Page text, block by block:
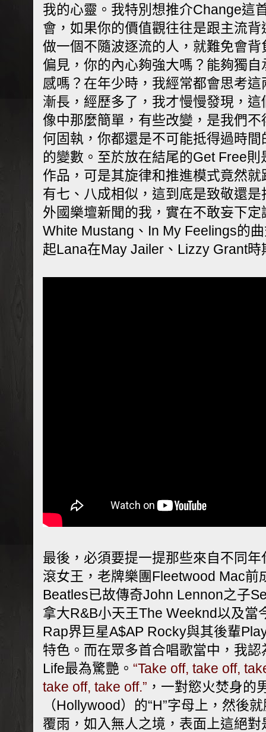
我的心靈。我特別想推介Change這
會，如果你的價值觀往往是跟主流
做一個不隨波逐流的人，就難免會
偏見，你的內心夠強大嗎？能夠獨
感嗎？在年少時，我經常都會思考
漸長，經歷多了，我才慢慢發現，
像中那麼簡單，有些改變，是我們
何固執，你都還是不可能抵得過時
的變數。至於放在結尾的Get Free
作品，可是其旋律和推進模式竟然
有七、八成相似，這到底是致敬還
外國樂壇新聞的我，實在不敢妄下
White Mustang、In My Feelings的
起Lana在May Jailer、Lizzy Grant時
最後，必須要提一提那些來自不同
滾女王，老牌樂團Fleetwood Mac前
Beatles已故傳奇John Lennon之子
拿大R&B小天王The Weeknd以及當
Rap界巨星A$AP Rocky與其後輩
特色。而在眾多首合唱歌當中，我
Life最為驚艷。 “Take off, take off,
take off, take off.” ，一對慾火焚身的
（Hollywood）的“H”字母上，然後
覆雨，如入無人之境，表面上這絕